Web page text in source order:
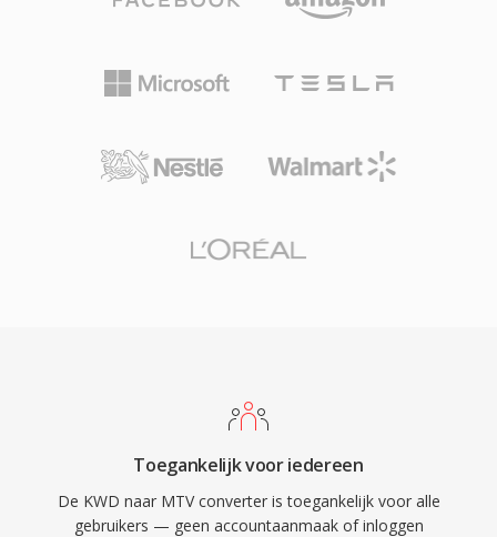
Toegankelijk voor iedereen
De KWD naar MTV converter is toegankelijk voor alle
gebruikers — geen accountaanmaak of inloggen